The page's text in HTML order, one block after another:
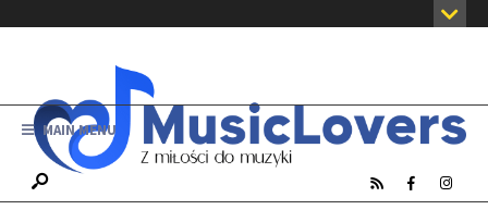
MAIN MENU